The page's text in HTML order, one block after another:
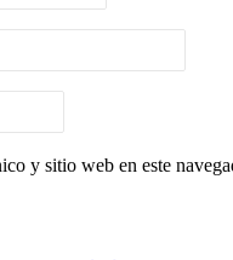
y sitio web en este